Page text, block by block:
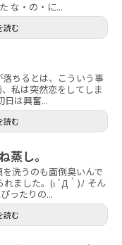
な・の・に...
読む
ちるとは、こういう事
私は突然恋をしてしま
日は興奮...
読む
蒸し。
洗うのも面倒臭いんで
れました。(ι´Д｀)ﾉ そん
ったりの...
読む